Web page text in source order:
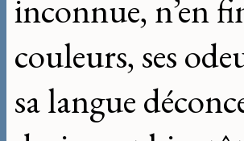
inconnue, n’en
couleurs, ses
sa langue